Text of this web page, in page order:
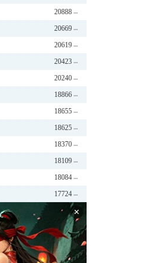
20888
20669
20619
20423
20240
18866
18655
18625
18370
18109
18084
17724
×